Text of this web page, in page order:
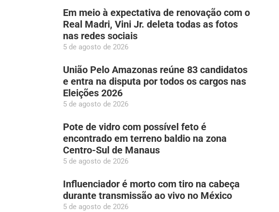
Em meio à expectativa de renovação com o
Real Madri, Vini Jr. deleta todas as fotos
nas redes sociais
5 de agosto de 2026
União Pelo Amazonas reúne 83 candidatos
e entra na disputa por todos os cargos nas
Eleições 2026
5 de agosto de 2026
Pote de vidro com possível feto é
encontrado em terreno baldio na zona
Centro-Sul de Manaus
5 de agosto de 2026
Influenciador é morto com tiro na cabeça
durante transmissão ao vivo no México
5 de agosto de 2026